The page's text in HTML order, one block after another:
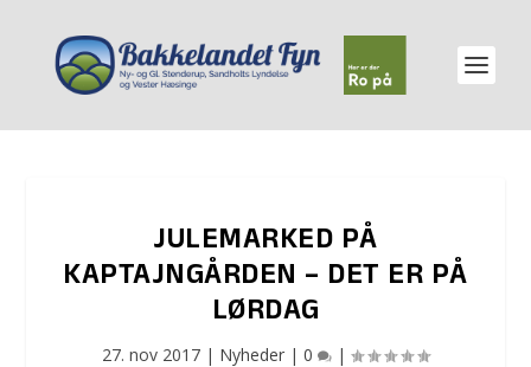
JULEMARKED PÅ
KAPTAJNGÅRDEN – DET ER PÅ
LØRDAG
27. nov 2017 | Nyheder | 0 |